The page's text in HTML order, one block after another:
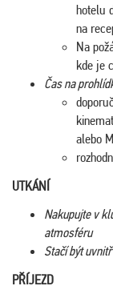
hotelu
na
Na
kde je
Čas na
alebo
UTKÁNÍ
Nakupujte v
atmosféru
Stačí být
PŘÍJEZD